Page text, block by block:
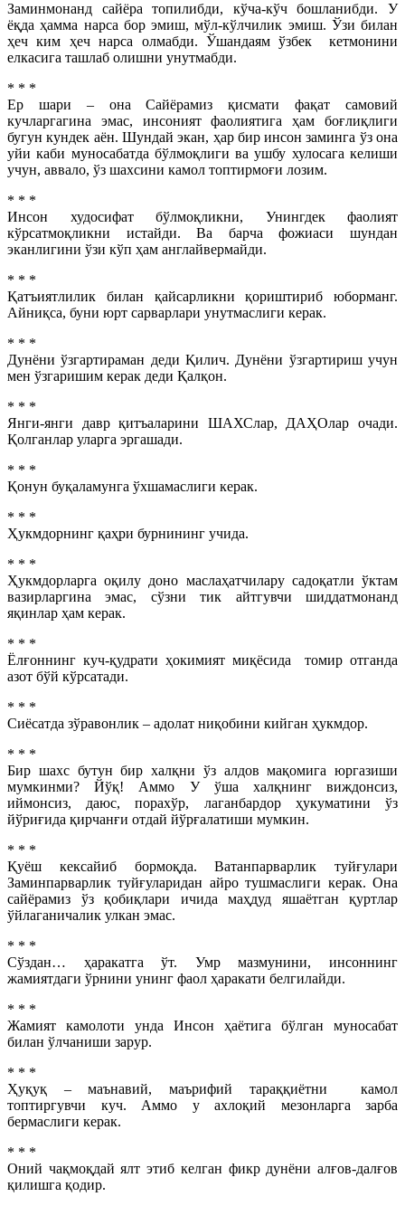
Заминмонанд сайёра топилибди, кўча-кўч бошланибди. У
ёқда ҳамма нарса бор эмиш,мўл-кўлчилик эмиш. Ўзи билан
ҳеч ким ҳеч нарса олмабди. Ўшандаям ўзбек кетмонини
елкасига ташлаб олишни унутмабди.
* * *
Ер шари – она Сайёрамиз қисмати фақат самовий
кучларгагина эмас, инсоният фаолиятига ҳам боғлиқлиги
бугун кундек аён. Шундай экан, ҳар бир инсон заминга ўз она
уйи каби муносабатда бўлмоқлиги ва ушбу хулосага келиши
учун, аввало, ўз шахсини камол топтирмоғи лозим.
* * *
Инсон худосифат бўлмоқликни, Унингдек фаолият
кўрсатмоқликни истайди. Ва барча фожиаси шундан
эканлигини ўзи кўп ҳам англайвермайди.
* * *
Қатъиятлилик билан қайсарликни қориштириб юборманг.
Айниқса, буни юрт сарварлари унутмаслиги керак.
* * *
Дунёни ўзгартираман деди Қилич. Дунёни ўзгартириш учун
мен ўзгаришим керак деди Қалқон.
* * *
Янги-янги давр қитъаларини ШАХСлар, ДАҲОлар очади.
Қолганлар уларга эргашади.
* * *
Қонун буқаламунга ўхшамаслиги керак.
* * *
Ҳукмдорнинг қаҳри бурнининг учида.
* * *
Ҳукмдорларга оқилу доно маслаҳатчилару садоқатли ўктам
вазирларгина эмас, сўзни тик айтгувчи шиддатмонанд
яқинлар ҳам керак.
* * *
Ёлғоннинг куч-қудрати ҳокимият миқёсидатомир отганда
азот бўй кўрсатади.
* * *
Сиёсатда зўравонлик – адолат ниқобини кийган ҳукмдор.
* * *
Бир шахс бутун бир халқни ўз алдов мақомига юргазиши
мумкинми? Йўқ! Аммо У ўша халқнинг виждонсиз,
иймонсиз, даюс, порахўр, лаганбардор ҳукуматини ўз
йўриғида қирчанғи отдай йўрғалатиши мумкин.
* * *
Қуёш кексайиб бормоқда. Ватанпарварлик туйғулари
Заминпарварлик туйғуларидан айро тушмаслиги керак. Она
сайёрамиз ўз қобиқлари ичида маҳдуд яшаётган қуртлар
ўйлаганичалик улкан эмас.
* * *
Сўздан… ҳаракатга ўт. Умр мазмунини, инсоннинг
жамиятдаги ўрнини унинг фаол ҳаракати белгилайди.
* * *
Жамият камолоти унда Инсон ҳаётига бўлган муносабат
билан ўлчаниши зарур.
* * *
Ҳуқуқ – маънавий, маърифий тараққиётни камол
топтиргувчи куч. Аммо у ахлоқий мезонларга зарба
бермаслиги керак.
* * *
Оний чақмоқдай ялт этиб келган фикр дунёни алғов-далғов
қилишга қодир.